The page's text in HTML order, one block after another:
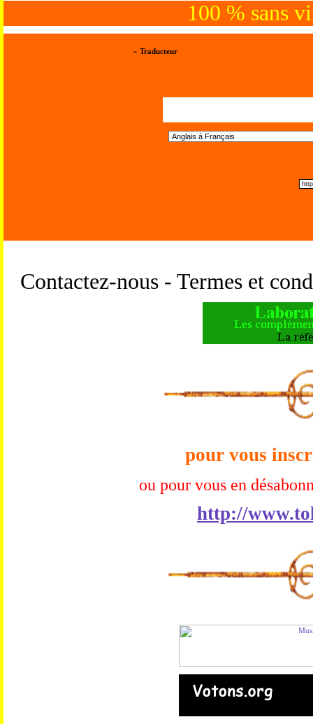
100 % sans
» Traducteur
Contactez-nous - Termes et
pour vous
ou pour vous en
http://